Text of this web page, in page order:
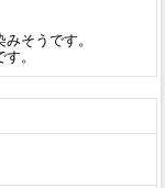
そうです。
。